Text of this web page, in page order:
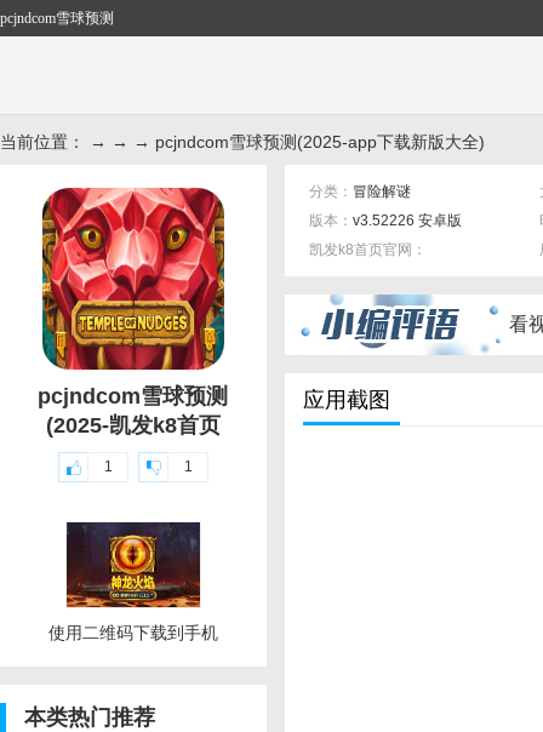
pcjndcom雪球预测
当前位置： → → → pcjndcom雪球预测(2025-app下载新版大全)
pcjndcom雪球预测
(2025-凯发k8首页
1 1
使用二维码下载到手机
本类热门推荐
分类： 冒险解谜
版本： v3.52226 安卓版
凯发k8首页官网：
看
应用截图